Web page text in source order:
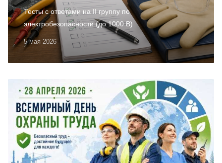
5 мая 2026
Тесты с ответами на II группу по
электробезопасности (до 1000 В)